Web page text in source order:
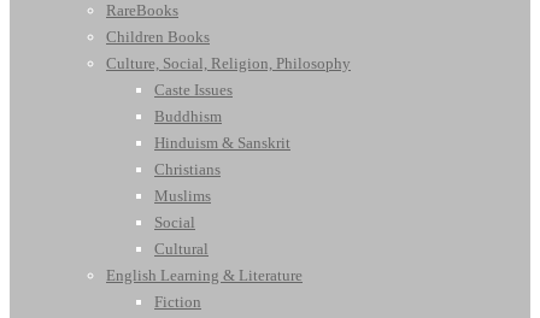
RareBooks
Children Books
Culture, Social, Religion, Philosophy
Caste Issues
Buddhism
Hinduism & Sanskrit
Christians
Muslims
Social
Cultural
English Learning & Literature
Fiction